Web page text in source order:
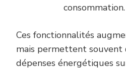
consommation.
Ces fonctionnalités
mais permettent souvent
dépenses énergétiques